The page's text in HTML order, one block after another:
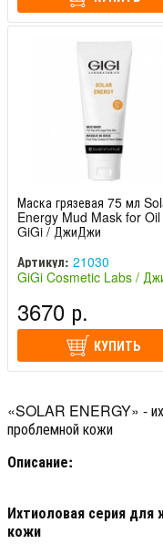
Маска грязевая 75 мл
Energy Mud Mask for Oil
GiGi / ДжиДжи
Артикул: 21030
GiGi Cosmetic Labs /
3670 р.
КУПИТЬ
«SOLAR ENERGY» -
проблемной кожи
Описание:
Ихтиоловая серия для
кожи